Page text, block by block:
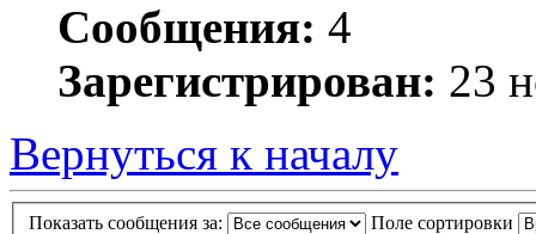
Сообщения: 4
Зарегистрирован: 23
Вернуться к началу
Показать сообщения за: Поле сортировки